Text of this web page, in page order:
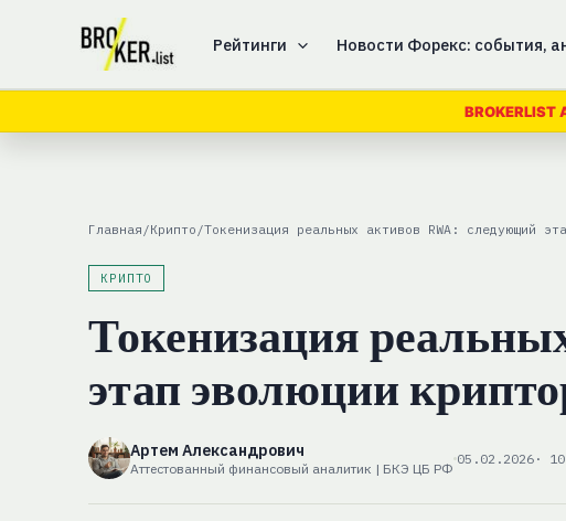
содержимому
Рейтинги Новости Форекс: события,
BROKERLIST
Главная /Крипто /Токенизация реальных активов RWA: следующий
КРИПТО
Токенизация
этап эволюции
Артем Александрович
Аттестованный финансовый аналитик | БКЭ ЦБ РФ
05.02.2026 ·